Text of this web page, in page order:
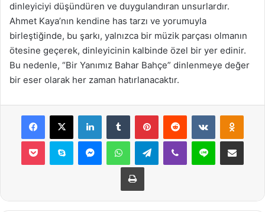
dinleyiciyi düşündüren ve duygulandıran unsurlardır.
Ahmet Kaya’nın kendine has tarzı ve yorumuyla
birleştiğinde, bu şarkı, yalnızca bir müzik parçası olmanın
ötesine geçerek, dinleyicinin kalbinde özel bir yer edinir.
Bu nedenle, “Bir Yanımız Bahar Bahçe” dinlenmeye değer
bir eser olarak her zaman hatırlanacaktır.
Facebook
X LinkedInTumblr PinterestReddit VKontakte
Pocket Skype MessengerWhatsAppTelegramViber Line E-Posta ile
Yazdır